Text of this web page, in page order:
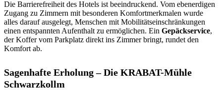
Die Barrierefreiheit des Hotels ist beeindruckend. Vom ebenerdigen
Zugang zu Zimmern mit besonderen Komfortmerkmalen wurde
alles darauf ausgelegt, Menschen mit Mobilitätseinschränkungen
einen entspannten Aufenthalt zu ermöglichen. Ein Gepäckservice,
der Koffer vom Parkplatz direkt ins Zimmer bringt, rundet den
Komfort ab.
Sagenhafte Erholung – Die KRABAT-Mühle
Schwarzkollm